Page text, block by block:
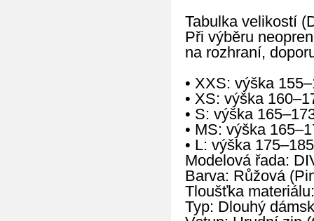
Tabulka velikostí
Při výběru
na rozhraní,
• XXS: výška
• XS: výška
• S: výška
• MS: výška
• L: výška
Modelová řada:
Barva: Růžová
Tloušťka
Typ: Dlouhý